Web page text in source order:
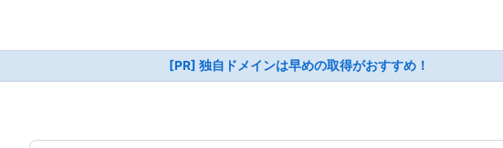
[PR] 独自ドメインは早めの取得がおすすめ！